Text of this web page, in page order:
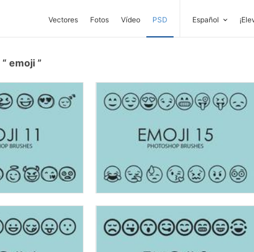
Vectores Fotos Vídeo PSD Español
emoji